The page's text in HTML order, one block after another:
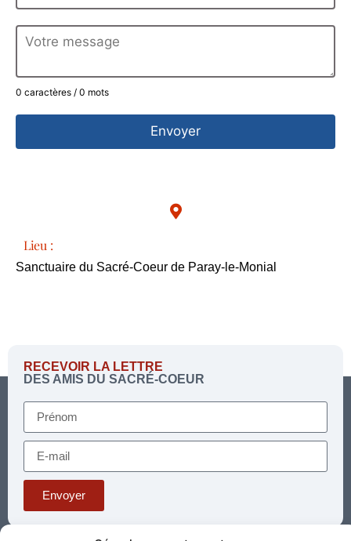
0 caractères / 0 mots
Envoyer
Lieu :
Sanctuaire du Sacré-Coeur de Paray-le-Monial
RECEVOIR LA LETTRE
DES AMIS DU SACRÉ-COEUR
Envoyer